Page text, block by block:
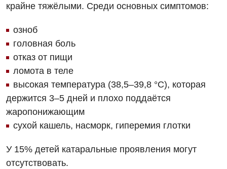
крайне тяжёлыми. Среди основных симптомов:
озноб
головная боль
отказ от пищи
ломота в теле
высокая температура (38,5–39,8 °C), которая
держится 3–5 дней и плохо поддаётся
жаропонижающим
сухой кашель, насморк, гиперемия глотки
У 15% детей катаральные проявления могут
отсутствовать.